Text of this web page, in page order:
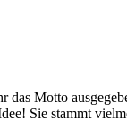
Motto
Sie stammt